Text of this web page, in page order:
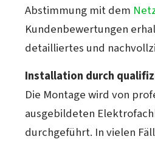
Abstimmung mit dem
Kundenbewertungen
detailliertes und
Installation durch
Die Montage wird von
ausgebildeten
durchgeführt. In vielen